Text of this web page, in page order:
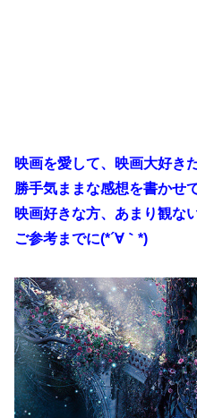
映画を愛して、映画大好き
勝手気ままな感想を書か
映画好きな方、あまり観な
ご参考までに(*´∀｀*)